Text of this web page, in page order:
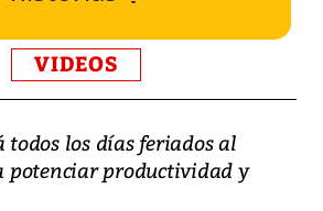
VIDEOS
todos los días feriados al
potenciar productividad y